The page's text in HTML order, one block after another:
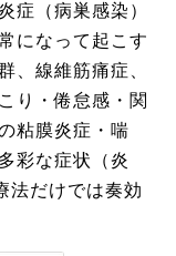
症（病巣感染）
になって起こす
、線維筋痛症、
り・倦怠感・関
粘膜炎症・喘
彩な症状（炎
法だけでは奏効